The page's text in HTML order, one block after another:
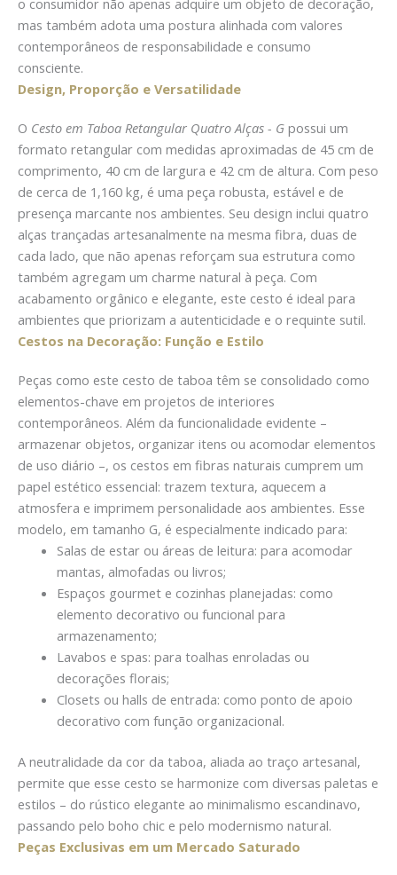
mas também adota uma postura alinhada com valores
contemporâneos de responsabilidade e consumo
consciente.
Design, Proporção e Versatilidade
O Cesto em Taboa Retangular Quatro Alças - G possui um
formato retangular com medidas aproximadas de 45 cm de
comprimento, 40 cm de largura e 42 cm de altura. Com peso
de cerca de 1,160 kg, é uma peça robusta, estável e de
presença marcante nos ambientes. Seu design inclui quatro
alças trançadas artesanalmente na mesma fibra, duas de
cada lado, que não apenas reforçam sua estrutura como
também agregam um charme natural à peça. Com
acabamento orgânico e elegante, este cesto é ideal para
ambientes que priorizam a autenticidade e o requinte sutil.
Cestos na Decoração: Função e Estilo
Peças como este cesto de taboa têm se consolidado como
elementos-chave em projetos de interiores
contemporâneos. Além da funcionalidade evidente –
armazenar objetos, organizar itens ou acomodar elementos
de uso diário –, os cestos em fibras naturais cumprem um
papel estético essencial: trazem textura, aquecem a
atmosfera e imprimem personalidade aos ambientes. Esse
modelo, em tamanho G, é especialmente indicado para:
Salas de estar ou áreas de leitura: para acomodar
mantas, almofadas ou livros;
Espaços gourmet e cozinhas planejadas: como
elemento decorativo ou funcional para
armazenamento;
Lavabos e spas: para toalhas enroladas ou
decorações florais;
Closets ou halls de entrada: como ponto de apoio
decorativo com função organizacional.
A neutralidade da cor da taboa, aliada ao traço artesanal,
permite que esse cesto se harmonize com diversas paletas e
estilos – do rústico elegante ao minimalismo escandinavo,
passando pelo boho chic e pelo modernismo natural.
Peças Exclusivas em um Mercado Saturado